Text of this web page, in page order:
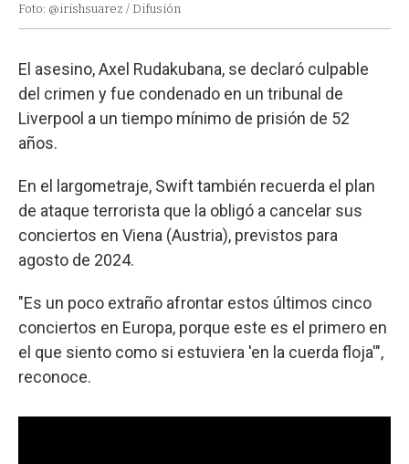
Foto: @irishsuarez / Difusión
El asesino, Axel Rudakubana, se declaró culpable
del crimen y fue condenado en un tribunal de
Liverpool a un tiempo mínimo de prisión de 52
años.
En el largometraje, Swift también recuerda el plan
de ataque terrorista que la obligó a cancelar sus
conciertos en Viena (Austria), previstos para
agosto de 2024.
"Es un poco extraño afrontar estos últimos cinco
conciertos en Europa, porque este es el primero en
el que siento como si estuviera 'en la cuerda floja'",
reconoce.